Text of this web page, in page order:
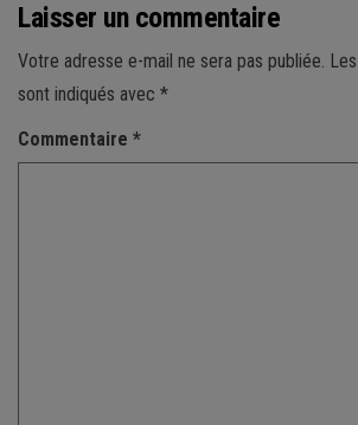
Laisser un commentaire
Votre adresse e-mail ne sera pas publiée.
sont indiqués avec *
Commentaire *